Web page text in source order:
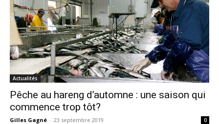
Actualités
Pêche au hareng d’automne : une saison qui
commence trop tôt?
Gilles Gagné - 23 septembre 2019 0